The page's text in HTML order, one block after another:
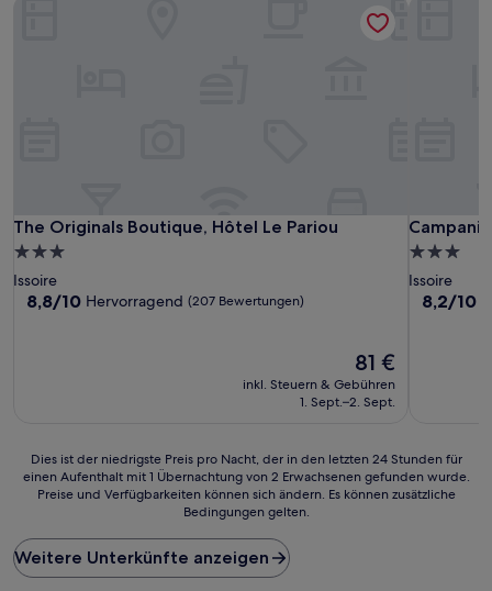
The Originals Boutique, Hôtel Le Pariou
The Originals Boutique, Hôtel Le Pariou
3.0-
Sterne-
Unterkunft
Issoire
8.8
8,8/10 Hervorragend (207 Bewertungen)
Der
Preis
beträgt
81 €
inkl. Steuern & Gebühren
1. Sept.–2. Sept.
3.0-
Sterne-
Issoire
8.2
8,2/10
Dies
ist
Preis
pro
Nacht,
Dies ist der niedrigste Preis pro Nacht, der in den letzten 24 Stunden für
einen Aufenthalt mit 1 Übernachtung von 2 Erwachsenen gefunden wurde.
Preise und Verfügbarkeiten können sich ändern. Es können zusätzliche
Bedingungen gelten.
Weitere Unterkünfte anzeigen